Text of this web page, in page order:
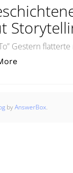
Gestern
„Raus damit!
byAnswerBox.